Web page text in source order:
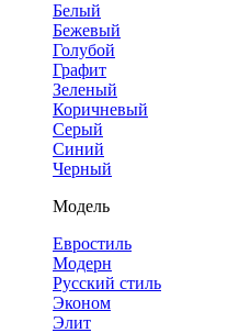
Белый
Бежевый
Голубой
Графит
Зеленый
Коричневый
Серый
Синий
Черный
Модель
Евростиль
Модерн
Русский стиль
Эконом
Элит